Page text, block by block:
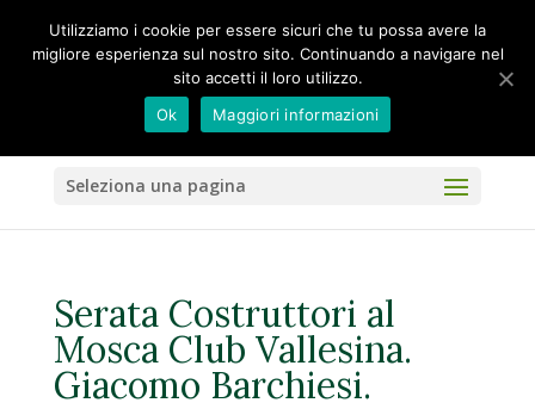
Seleziona una pagina
Serata Costruttori al
Mosca Club Vallesina.
Giacomo Barchiesi.
Utilizziamo i cookie per essere sicuri che tu possa avere la
migliore esperienza sul nostro sito. Continuando a navigare nel
sito accetti il loro utilizzo.
Ok
Maggiori informazioni